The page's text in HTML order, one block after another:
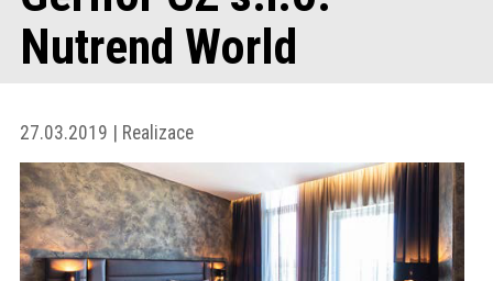
Produkty
Prodejní
ProfiMag
Nutrend World
27.03.2019 | Realizace